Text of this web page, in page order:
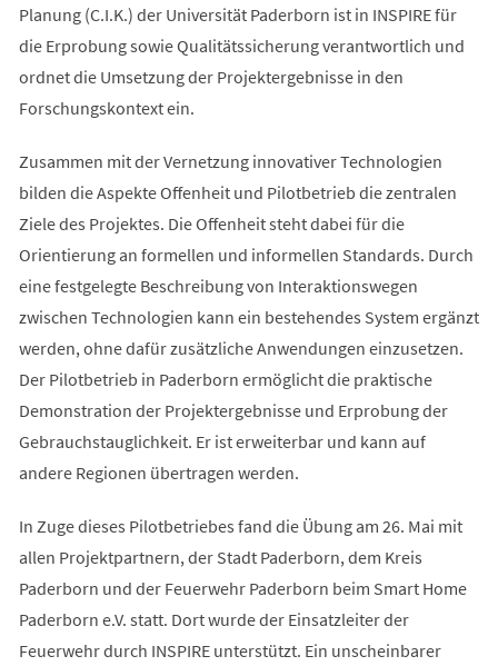
Planung (C.I.K.) der Universität Paderborn ist in INSPIRE für
die Erprobung sowie Qualitätssicherung verantwortlich und
ordnet die Umsetzung der Projektergebnisse in den
Forschungskontext ein.
Zusammen mit der Vernetzung innovativer Technologien
bilden die Aspekte Offenheit und Pilotbetrieb die zentralen
Ziele des Projektes. Die Offenheit steht dabei für die
Orientierung an formellen und informellen Standards. Durch
eine festgelegte Beschreibung von Interaktionswegen
zwischen Technologien kann ein bestehendes System ergänzt
werden, ohne dafür zusätzliche Anwendungen einzusetzen.
Der Pilotbetrieb in Paderborn ermöglicht die praktische
Demonstration der Projektergebnisse und Erprobung der
Gebrauchstauglichkeit. Er ist erweiterbar und kann auf
andere Regionen übertragen werden.
In Zuge dieses Pilotbetriebes fand die Übung am 26. Mai mit
allen Projektpartnern, der Stadt Paderborn, dem Kreis
Paderborn und der Feuerwehr Paderborn beim Smart Home
Paderborn e.V. statt. Dort wurde der Einsatzleiter der
Feuerwehr durch INSPIRE unterstützt. Ein unscheinbarer